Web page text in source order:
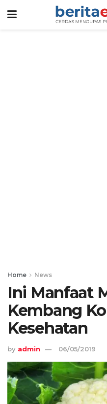
Home News
Ini Manfaat
Kembang
Kesehatan
by admin 06/05/2019